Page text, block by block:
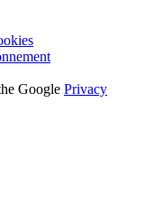
Google Privacy